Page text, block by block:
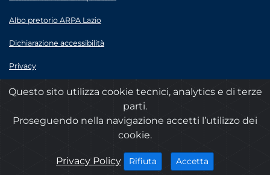
Albo pretorio ARPA Lazio
Dichiarazione accessibilità
Privacy
Note legali
© 2020 ARPA Lazio - P.Iva 00915900575
Questo sito utilizza cookie tecnici, analytics e di terze
parti.
Proseguendo nella navigazione accetti l’utilizzo dei
cookie.
Privacy Policycookies
Rifiuta i cookiesAccetta